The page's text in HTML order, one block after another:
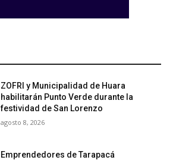
ZOFRI y Municipalidad de Huara
habilitarán Punto Verde durante la
festividad de San Lorenzo
agosto 8, 2026
Emprendedores de Tarapacá